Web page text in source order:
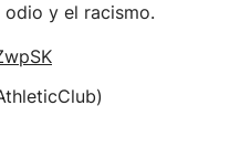
y el racismo.